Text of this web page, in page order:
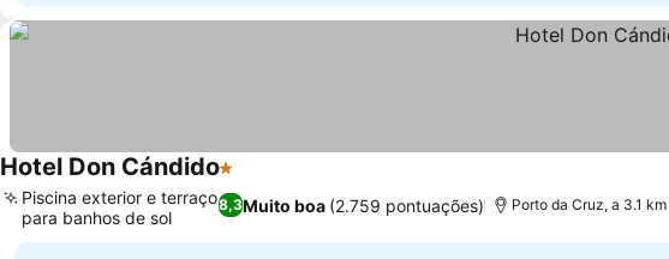
Hotel Don Cándido1 Estrelas
8,3Muito boa (2.759 pontuações)
Piscina exterior e terraço
para banhos de sol
Porto da Cruz, a 3.1